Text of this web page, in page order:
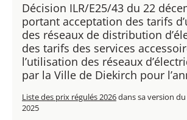
Décision ILR/E25/43 du 22
portant acceptation des tarifs
des réseaux de distribution
des tarifs des services
l’utilisation des réseaux
par la Ville de Diekirch pour
Liste des prix régulés 2026dans sa version
2025